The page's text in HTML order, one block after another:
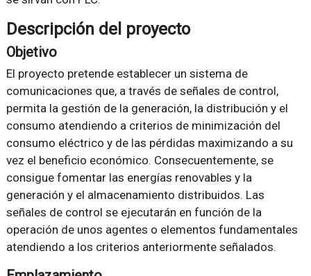
Descripción del proyecto
Objetivo
El proyecto pretende establecer un sistema de
comunicaciones que, a través de señales de control,
permita la gestión de la generación, la distribución y el
consumo atendiendo a criterios de minimización del
consumo eléctrico y de las pérdidas maximizando a su
vez el beneficio económico. Consecuentemente, se
consigue fomentar las energías renovables y la
generación y el almacenamiento distribuidos. Las
señales de control se ejecutarán en función de la
operación de unos agentes o elementos fundamentales
atendiendo a los criterios anteriormente señalados.